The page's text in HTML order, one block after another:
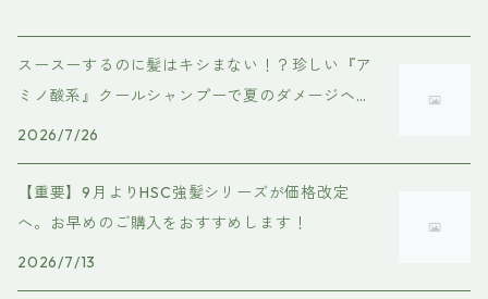
スースーするのに髪はキシまない！？珍しい『ア
ミノ酸系』クールシャンプーで夏のダメージヘア
を優しくケア
2026/7/26
【重要】9月よりHSC強髪シリーズが価格改定
へ。お早めのご購入をおすすめします！
2026/7/13